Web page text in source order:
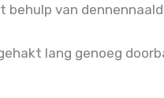
van
lang genoeg